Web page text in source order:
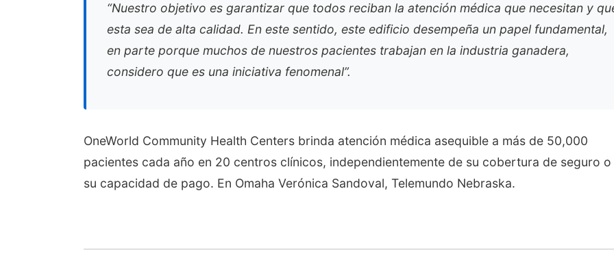
“Nuestro objetivo es garantizar que todos reciban la atención médica que necesitan y
esta sea de alta calidad. En este sentido, este edificio desempeña un papel fundamental,
en parte porque muchos de nuestros pacientes trabajan en la industria ganadera,
considero que es una iniciativa fenomenal”.
OneWorld Community Health Centers brinda atención médica asequible a más de 50,000
pacientes cada año en 20 centros clínicos, independientemente de su cobertura de seguro o
su capacidad de pago. En Omaha Verónica Sandoval, Telemundo Nebraska.